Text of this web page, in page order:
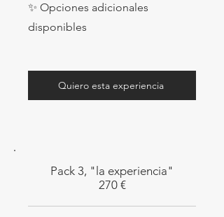
✨ Opciones adicionales
disponibles
Quiero esta experiencia
Pack 3, "la experiencia"
270 €